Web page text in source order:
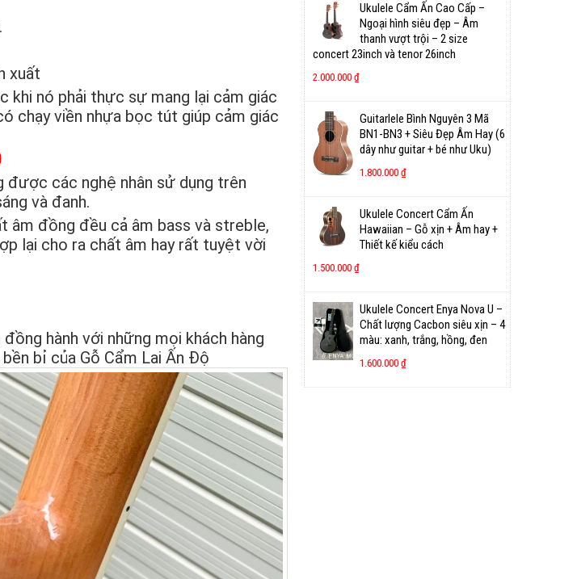
xuất
khi nó phải thực sự mang lại cảm giác
chạy viền nhựa bọc tút giúp cảm giác
các nghệ nhân sử dụng trên
và đanh.
âm đồng đều cả âm bass và streble,
lại cho ra chất âm hay rất tuyệt vời
hành với những mọi khách hàng
bỉ của Gỗ Cẩm Lai Ấn Độ
Ukulele Cẩm Ấn Cao Cấp –
Ngoại hình siêu đẹp – Âm
thanh vượt trội – 2 size
concert 23inch và tenor 26inch
2.000.000 ₫
Guitarlele Bình Nguyên 3 Mã
BN1-BN3 + Siêu Đẹp Âm Hay (6
dây như guitar + bé như Uku)
1.800.000 ₫
Ukulele Concert Cẩm Ấn
Hawaiian – Gỗ xịn + Âm hay +
Thiết kế kiểu cách
1.500.000 ₫
Ukulele Concert Enya Nova U –
Chất lượng Cacbon siêu xịn – 4
màu: xanh, trắng, hồng, đen
1.600.000 ₫